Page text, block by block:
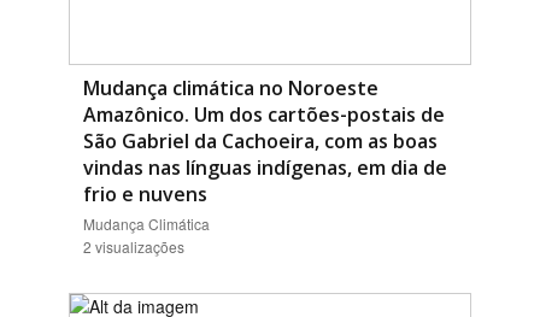
Mudança climática no Noroeste
Amazônico. Um dos cartões-postais de
São Gabriel da Cachoeira, com as boas
vindas nas línguas indígenas, em dia de
frio e nuvens
Mudança Climática
2 visualizações